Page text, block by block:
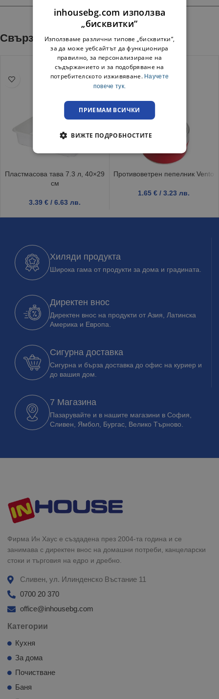
Свързани продукти
Пластмасова тава 7.3 л, 40×29
см
3.39 € / 6.63 лв.
Противоветрен пепелник Vento
1.65 € / 3.23 лв.
Хиляди продукта
Широка гама от продукти за дома и градината.
Директен внос
Директен внос на продукти от Азия, Латинска
Америка и Европа.
Сигурна доставка
Сигурна и бърза доставка до офис на куриер и
до вашия дом.
7 Магазина
Пазарувайте и в нашите магазини в София,
Сливен, Ямбол, Бургас, Велико Търново.
Фирма Ин Хаус е създадена през 2004-та година и се
занимава с директен внос на домашни потреби, канцеларски
стоки и търговия на едро и дребно.
Сливен, ул. Илинденско Въстание 11
0700 20 370
office@inhousebg.com
Категории
Кухня
За дома
Почистване
Баня
inhousebg.com използва
„бисквитки“
Използваме различни типове „бисквитки“,
за да може уебсайтът да функционира
правилно, за персонализиране на
съдържанието и за подобряване на
потребителското изживяване. Научете
повече тук.
ПРИЕМАМ ВСИЧКИ
ВИЖТЕ ПОДРОБНОСТИТЕ